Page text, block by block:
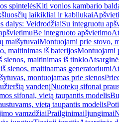
spintelėsKiti vonios kambario
laikikliai ir kabliukai
dalys: VeidrodžiaiSu integruotu
Be integruoto apšvietimo
maišytuvaiMontuojami prie stovo,
maitinimas iš baterijosMontuojami
sienos, maitinimas iš tinklo
sienos, maitinamas generatoriumi
montuojamas prie sienos
vandenįNuotekų sifonai
sifonai, vietą taupantis modelis
vietą taupantis modelis
vamzdžiaiPrailginimaiĮjungimai